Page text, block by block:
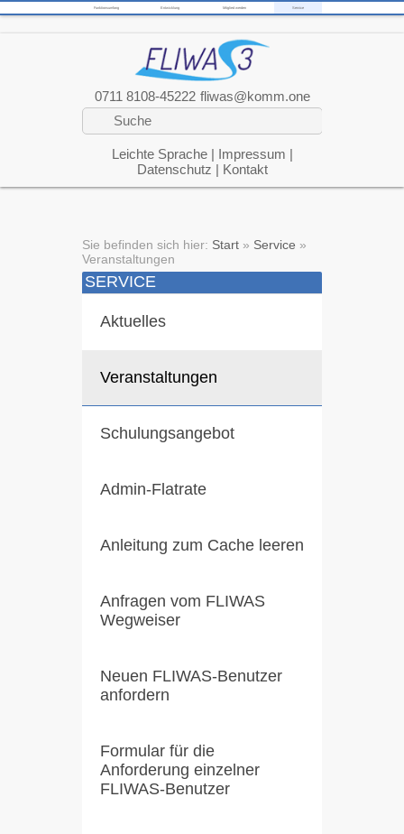
0711 8108-45222 fliwas@komm.one
Leichte Sprache| Impressum |
Datenschutz | Kontakt
Funktionsumfang Entwicklung Mitglied werden Service
Sie befinden sich hier: Start » Service »
Veranstaltungen
SERVICE
Aktuelles
Veranstaltungen
Schulungsangebot
Admin-Flatrate
Anleitung zum Cache leeren
Anfragen vom FLIWAS
Wegweiser
Neuen FLIWAS-Benutzer
anfordern
Formular für die
Anforderung einzelner
FLIWAS-Benutzer